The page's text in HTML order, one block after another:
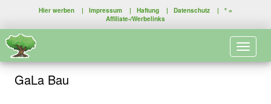
Hier werben | Impressum | Haftung | Datenschutz | * =
Affiliate-/Werbelinks
GaLa Bau